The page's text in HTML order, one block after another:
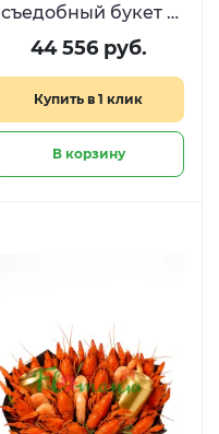
съедобный букет с
закусками «Римские
каникулы»
44 556 руб.
Купить в 1 клик
В корзину